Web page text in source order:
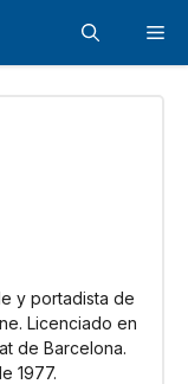
y portadista de
Licenciado en
de Barcelona.
1977.